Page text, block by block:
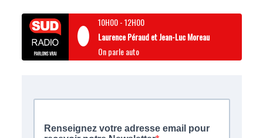
10H00-12H00
Laurence Péraud et Jean-Luc Moreau
On parle auto